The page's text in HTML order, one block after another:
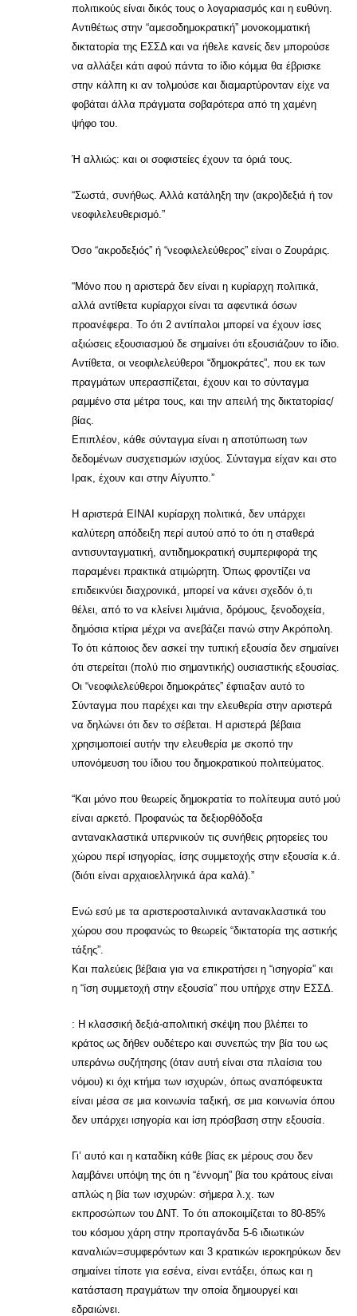
πολιτικούς είναι δικός τους ο λογαριασμός και η ευθύνη.
Αντιθέτως στην “αμεσοδημοκρατική” μονοκομματική
δικτατορία της ΕΣΣΔ και να ήθελε κανείς δεν μπορούσε
να αλλάξει κάτι αφού πάντα το ίδιο κόμμα θα έβρισκε
στην κάλπη κι αν τολμούσε και διαμαρτύρονταν είχε να
φοβάται άλλα πράγματα σοβαρότερα από τη χαμένη
ψήφο του.
Ή αλλιώς: και οι σοφιστείες έχουν τα όριά τους.
“Σωστά, συνήθως. Αλλά κατάληξη την (ακρο)δεξιά ή τον
νεοφιλελευθερισμό.”
Όσο “ακροδεξιός” ή “νεοφιλελεύθερος” είναι ο Ζουράρις.
“Μόνο που η αριστερά δεν είναι η κυρίαρχη πολιτικά,
αλλά αντίθετα κυρίαρχοι είναι τα αφεντικά όσων
προανέφερα. Το ότι 2 αντίπαλοι μπορεί να έχουν ίσες
αξιώσεις εξουσιασμού δε σημαίνει ότι εξουσιάζουν το ίδιο.
Αντίθετα, οι νεοφιλελεύθεροι “δημοκράτες”, που εκ των
πραγμάτων υπερασπίζεται, έχουν και το σύνταγμα
ραμμένο στα μέτρα τους, και την απειλή της δικτατορίας/
βίας.
Επιπλέον, κάθε σύνταγμα είναι η αποτύπωση των
δεδομένων συσχετισμών ισχύος. Σύνταγμα είχαν και στο
Ιρακ, έχουν και στην Αίγυπτο.”
Η αριστερά ΕΙΝΑΙ κυρίαρχη πολιτικά, δεν υπάρχει
καλύτερη απόδειξη περί αυτού από το ότι η σταθερά
αντισυνταγματική, αντιδημοκρατική συμπεριφορά της
παραμένει πρακτικά ατιμώρητη. Όπως φροντίζει να
επιδεικνύει διαχρονικά, μπορεί να κάνει σχεδόν ό,τι
θέλει, από το να κλείνει λιμάνια, δρόμους, ξενοδοχεία,
δημόσια κτίρια μέχρι να ανεβάζει πανώ στην Ακρόπολη.
Το ότι κάποιος δεν ασκεί την τυπική εξουσία δεν σημαίνει
ότι στερείται (πολύ πιο σημαντικής) ουσιαστικής εξουσίας.
Οι “νεοφιλελεύθεροι δημοκράτες” έφτιαξαν αυτό το
Σύνταγμα που παρέχει και την ελευθερία στην αριστερά
να δηλώνει ότι δεν το σέβεται. Η αριστερά βέβαια
χρησιμοποιεί αυτήν την ελευθερία με σκοπό την
υπονόμευση του ίδιου του δημοκρατικού πολιτεύματος.
“Και μόνο που θεωρείς δημοκρατία το πολίτευμα αυτό μού
είναι αρκετό. Προφανώς τα δεξιορθόδοξα
αντανακλαστικά υπερνικούν τις συνήθεις ρητορείες του
χώρου περί ισηγορίας, ίσης συμμετοχής στην εξουσία κ.ά.
(διότι είναι αρχαιοελληνικά άρα καλά).”
Ενώ εσύ με τα αριστεροσταλινικά αντανακλαστικά του
χώρου σου προφανώς το θεωρείς “δικτατορία της αστικής
τάξης”.
Και παλεύεις βέβαια για να επικρατήσει η “ισηγορία” και
η “ίση συμμετοχή στην εξουσία” που υπήρχε στην ΕΣΣΔ.
: Η κλασσική δεξιά-απολιτική σκέψη που βλέπει το
κράτος ως δήθεν ουδέτερο και συνεπώς την βία του ως
υπεράνω συζήτησης (όταν αυτή είναι στα πλαίσια του
νόμου) κι όχι κτήμα των ισχυρών, όπως αναπόφευκτα
είναι μέσα σε μια κοινωνία ταξική, σε μια κοινωνία όπου
δεν υπάρχει ισηγορία και ίση πρόσβαση στην εξουσία.
Γι’ αυτό και η καταδίκη κάθε βίας εκ μέρους σου δεν
λαμβάνει υπόψη της ότι η “έννομη” βία του κράτους είναι
απλώς η βία των ισχυρών: σήμερα λ.χ. των
εκπροσώπων του ΔΝΤ. Το ότι αποκοιμίζεται το 80-85%
του κόσμου χάρη στην προπαγάνδα 5-6 ιδιωτικών
καναλιών=συμφερόντων και 3 κρατικών ιεροκηρύκων δεν
σημαίνει τίποτε για εσένα, είναι εντάξει, όπως και η
κατάσταση πραγμάτων την οποία δημιουργεί και
εδραιώνει.